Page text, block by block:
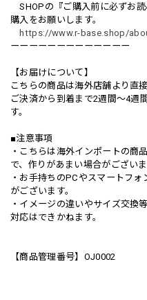
SHOPの『ご購入前に必ずお
購入をお願いします。
https://www.r-base.shop/
ーーーーーーーーーーーーー
【お届けについて】
こちらの商品は海外店舗より直
ご決済から到着まで2週間〜4週
す。
■注意事項
・こちらは海外インポートの商
で、作りがあまい場合がございま
・お手持ちのPCやスマートフ
がございます。
・イメージの違いやサイズ交換
対応はできかねます。
【商品管理番号】OJ0002